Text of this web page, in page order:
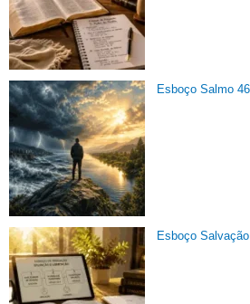
Esboço Salmo 46
Esboço Salvação